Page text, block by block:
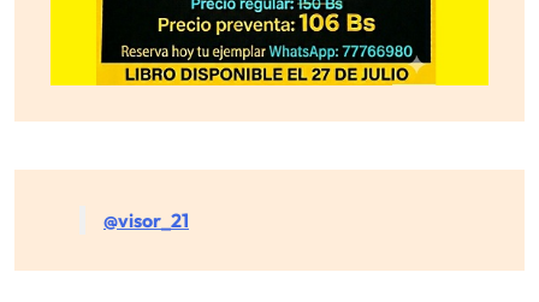
@visor_21